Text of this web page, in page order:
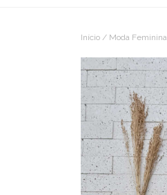
Início / Moda Feminina